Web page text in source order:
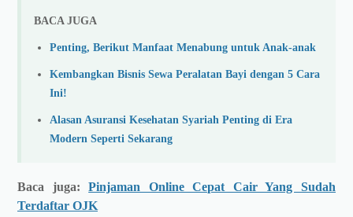
BACA JUGA
Penting, Berikut Manfaat Menabung untuk Anak-anak
Kembangkan Bisnis Sewa Peralatan Bayi dengan 5 Cara
Ini!
Alasan Asuransi Kesehatan Syariah Penting di Era
Modern Seperti Sekarang
Baca juga:Pinjaman Online Cepat Cair Yang Sudah
Terdaftar OJK